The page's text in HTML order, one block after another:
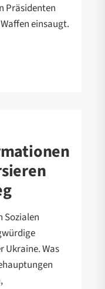
Präsidenten
einsaugt.
Sozialen
Ukraine. Was